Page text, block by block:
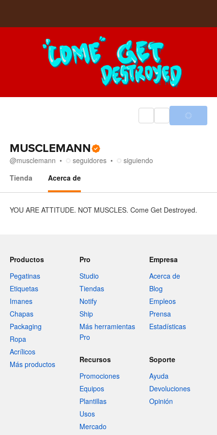
MUSCLEMANN
@musclemann seguidores
siguiendo
Tienda
Acerca de
YOU ARE ATTITUDE. NOT MUSCLES. Come Get Destroyed.
Productos
Pegatinas
Etiquetas
Imanes
Chapas
Packaging
Ropa
Acrílicos
Más productos
Pro
Studio
Tiendas
Notify
Ship
Más herramientas
Pro
Empresa
Acerca de
Blog
Empleos
Prensa
Estadísticas
Recursos
Promociones
Equipos
Plantillas
Usos
Mercado
Soporte
Ayuda
Devoluciones
Opinión